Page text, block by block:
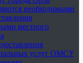
необходимыми
местного
услуг ОМСУ